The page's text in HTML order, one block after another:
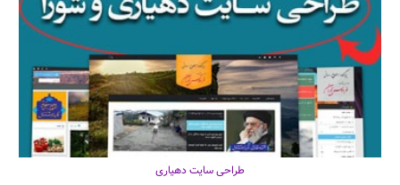
طراحی سایت دهیاری